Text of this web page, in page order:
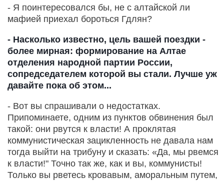
- Я поинтересовался бы, не с алтайской ли
мафией приехал бороться Гдлян?
- Насколько известно, цель вашей поездки -
более мирная: формирование на Алтае
отделения народной партии России,
сопредседателем которой вы стали. Лучше уж
давайте пока об этом...
- Вот вы спрашивали о недостатках.
Припоминаете, одним из пунктов обвинения был
такой: они рвутся к власти! А проклятая
коммунистическая зацикленность не давала нам
тогда выйти на трибуну и сказать: «Да, мы рвемся
к власти!" Точно так же, как и вы, коммунисты!
Только вы рветесь кровавым, аморальным путем,